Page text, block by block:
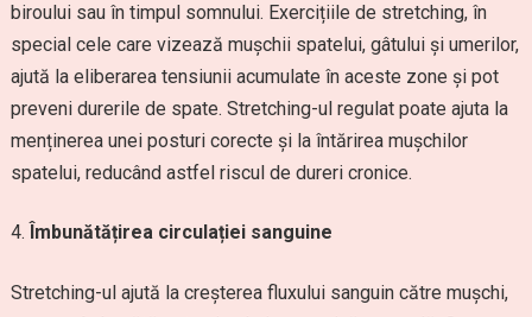
biroului sau în timpul somnului. Exercițiile de stretching, în
special cele care vizează mușchii spatelui, gâtului și umerilor,
ajută la eliberarea tensiunii acumulate în aceste zone și pot
preveni durerile de spate. Stretching-ul regulat poate ajuta la
menținerea unei posturi corecte și la întărirea mușchilor
spatelui, reducând astfel riscul de dureri cronice.
Îmbunătățirea circulației sanguine
Stretching-ul ajută la creșterea fluxului sanguin către mușchi,